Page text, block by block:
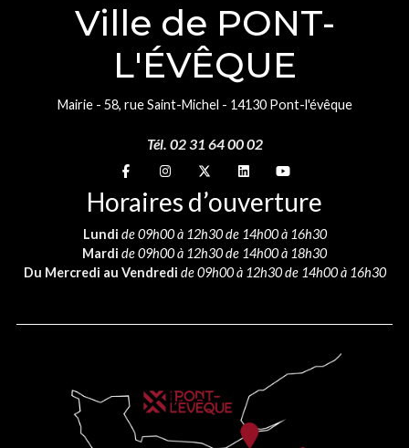
Ville de PONT-
L'ÉVÊQUE
Mairie - 58, rue Saint-Michel - 14130 Pont-l'évêque
Tél. 02 31 64 00 02
Suivez-nous sur
Suivez-nous sur
Suivez-nous sur
Suivez-nous sur
Suivez-nous sur
Horaires d’ouverture
Lundi de 09h00 à 12h30 de 14h00 à 16h30
Mardi de 09h00 à 12h30 de 14h00 à 18h30
Du Mercredi au Vendredi de 09h00 à 12h30 de 14h00 à 16h30